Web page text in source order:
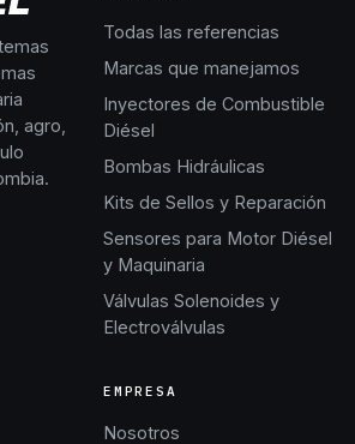
agro,
Todas las referencias
Marcas que manejamos
Inyectores de Combustible
Diésel
Bombas Hidráulicas
Kits de Sellos y Reparación
Sensores para Motor Diésel
y Maquinaria
Válvulas Solenoides y
Electroválvulas
EMPRESA
Nosotros